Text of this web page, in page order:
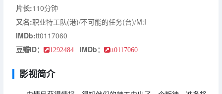
片长:110分钟
又名:职业特工队(港)/不可能的任务(台)/M:I
IMDb:tt0117060
豆瓣ID：
1292484 IMDb： tt0117060
影视简介